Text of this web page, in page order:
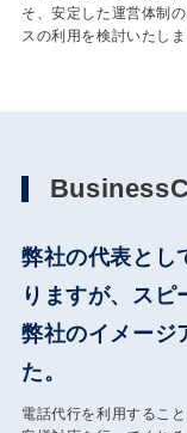
そ、安定した運営体制
スの利用を検討いたしま
弊社の代表とし
りますが、スピ
弊社のイメージ
た。
電話代行を利用するこ